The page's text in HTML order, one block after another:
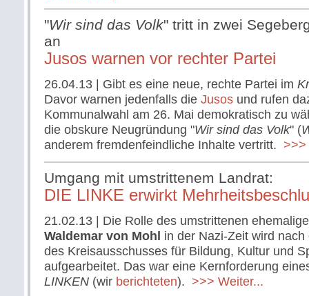
"Wir sind das Volk" tritt in zwei
an
Jusos warnen vor rechter Partei
26.04.13 | Gibt es eine neue, rechte Partei im
Davor warnen jedenfalls die Jusos und rufen
Kommunalwahl am 26. Mai demokratisch zu
die obskure Neugründung "Wir sind das Volk" (
anderem fremdenfeindliche Inhalte vertritt. >>>
Umgang mit umstrittenem Landrat:
DIE LINKE erwirkt
21.02.13 | Die Rolle des umstrittenen
Waldemar von Mohl in der Nazi-Zeit wird
des Kreisausschusses für Bildung, Kultur und
aufgearbeitet. Das war eine Kernforderung
LINKEN (wir berichteten). >>> Weiter...